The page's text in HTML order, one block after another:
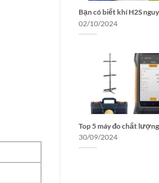
Bạn có biết khí H2S
02/10/2024
Top 5 máy đo chất
30/09/2024